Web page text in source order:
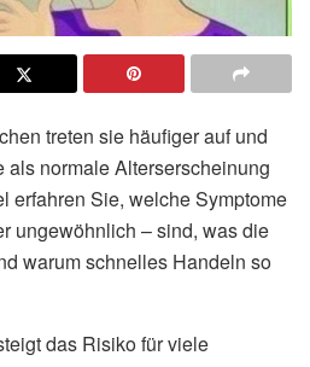
treten sie häufiger auf und
normale Alterserscheinung
erfahren Sie, welche Symptome
ungewöhnlich – sind, was die
warum schnelles Handeln so
das Risiko für viele